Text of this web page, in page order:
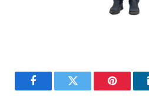
FacebookTwitter Pinterest